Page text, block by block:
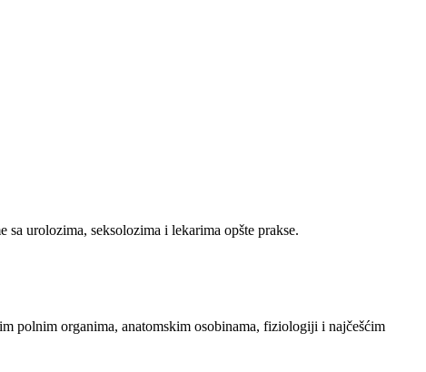
urolozima, seksolozima i lekarima opšte prakse.
polnim organima, anatomskim osobinama, fiziologiji i najčešćim